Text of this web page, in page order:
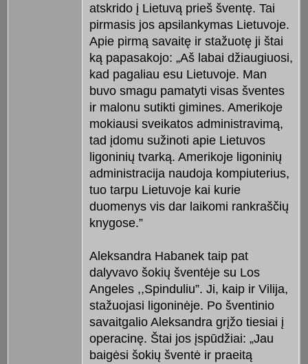
atskrido į Lietuvą prieš šventę. Tai
pirmasis jos apsilankymas Lietuvoje.
Apie pirmą savaitę ir stažuotę ji štai
ką papasakojo: „Aš labai džiaugiuosi,
kad pagaliau esu Lietuvoje. Man
buvo smagu pamatyti visas šventes
ir malonu sutikti gimines. Amerikoje
mokiausi sveikatos administravimą,
tad įdomu sužinoti apie Lietuvos
ligoninių tvarką. Amerikoje ligoninių
administracija naudoja kompiuterius,
tuo tarpu Lietuvoje kai kurie
duomenys vis dar laikomi rankraščių
knygose.”
Aleksandra Habanek taip pat
dalyvavo šokių šventėje su Los
Angeles ,,Spinduliu”. Ji, kaip ir Vilija,
stažuojasi ligoninėje. Po šventinio
savaitgalio Aleksandra grįžo tiesiai į
operacinę. Štai jos įspūdžiai: „Jau
baigėsi šokių šventė ir praeitą